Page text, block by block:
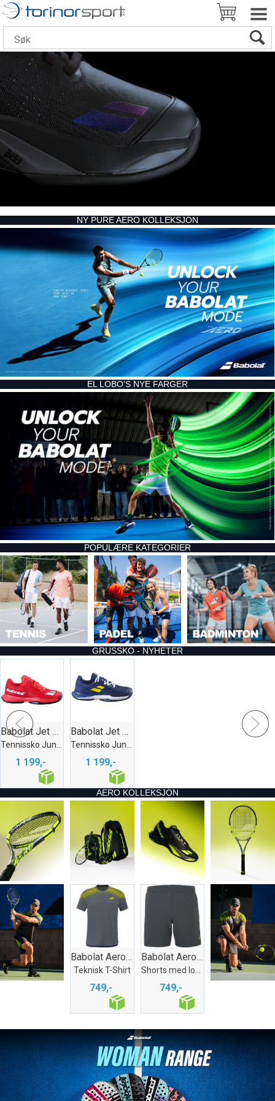
NY PURE AERO KOLLEKSJON
EL LOBO'S NYE FARGER
POPULÆRE KATEGORIER
GRUSSKO - NYHETER
Babolat Jet Mach 3 Clay Jr Rød
Tennissko Junior - Grus
1 199,-
Babolat Jet Mach 3 Clay Gutt Marine
Tennissko Junior - Grus
1 199,-
AERO KOLLEKSJON
Babolat Aero Crew Neck Tee
Teknisk T-Shirt
749,-
Babolat Aero Short
Shorts med lommer
749,-